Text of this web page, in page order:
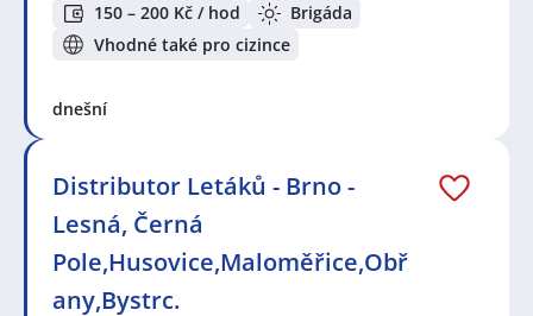
150 – 200 Kč / hod
Brigáda
Vhodné také pro cizince
dnešní
Distributor Letáků - Brno -
Lesná, Černá
Pole,Husovice,Maloměřice,Obř
any,Bystrc.